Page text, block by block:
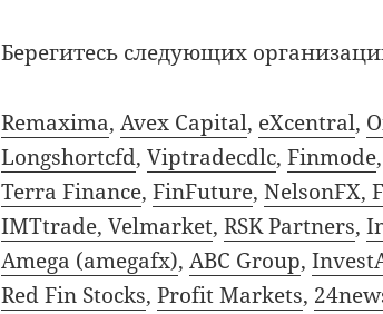
Берегитесь следующих
Remaxima,Avex Capital, eXcentral,
Longshortcfd,Viptradecdlc,Finmode
Terra Finance,FinFuture,NelsonFX,
IMTtrade, Velmarket,RSK Partners,
Amega (amegafx),ABC Group,
Red Fin Stocks,Profit Markets,